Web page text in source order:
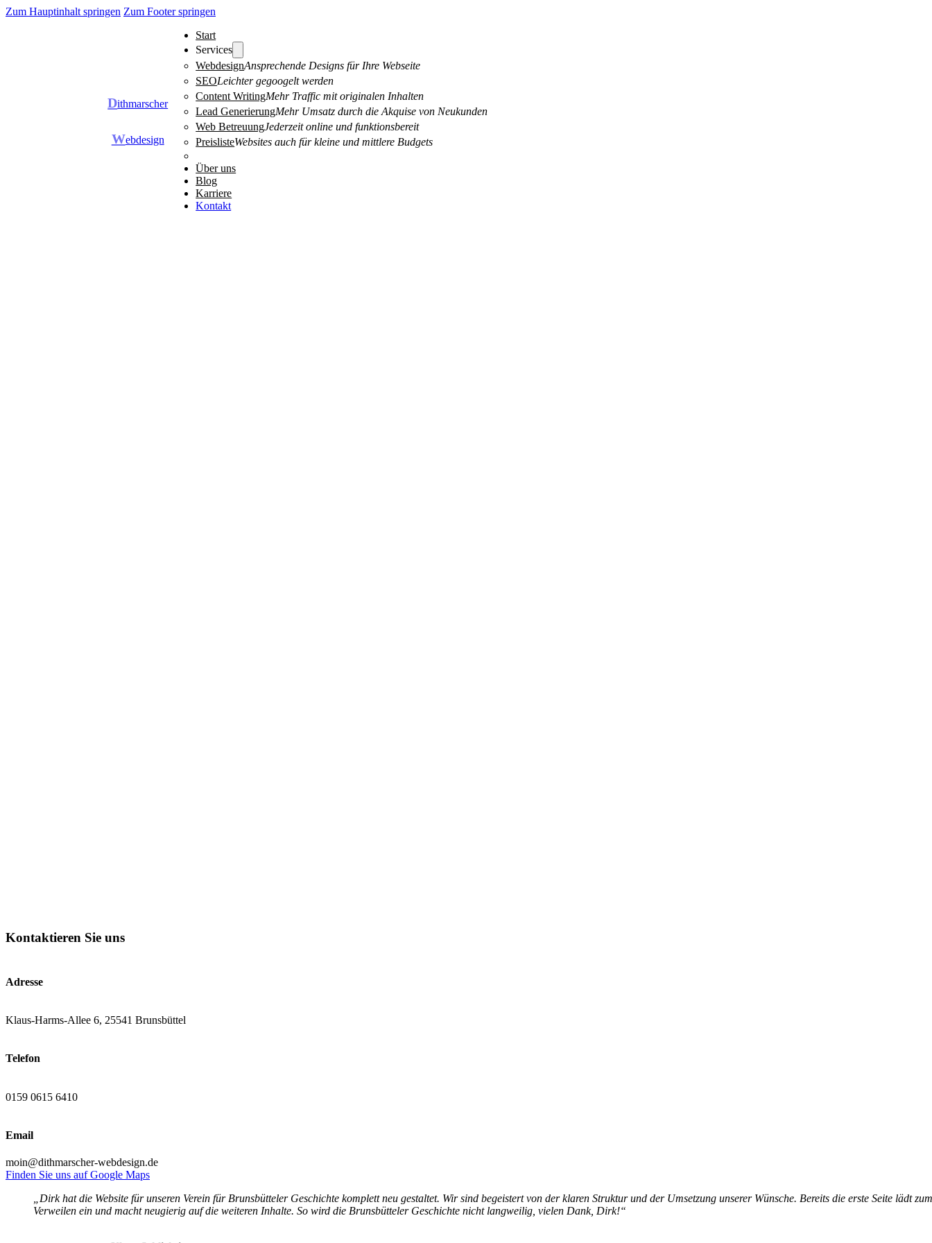
Zum Hauptinhalt springen Zum Footer springen
Dithmarscher
Webdesign
Start
Services
WebdesignAnsprechende Designs für Ihre Webseite
SEOLeichter gegoogelt werden
Content WritingMehr Traffic mit originalen Inhalten
Lead GenerierungMehr Umsatz durch die Akquise von Neukunden
Web BetreuungJederzeit online und funktionsbereit
PreislisteWebsites auch für kleine und mittlere Budgets
Über uns
Blog
Karriere
Kontakt
Kontaktieren Sie uns
Adresse
Klaus-Harms-Allee 6, 25541 Brunsbüttel
Telefon
0159 0615 6410
Email
moin@dithmarscher-webdesign.de
Finden Sie uns auf Google Maps
„Dirk hat die Website für unseren Verein für Brunsbütteler Geschichte komplett neu gestaltet. Wir sind begeistert von der klaren Struktur und der Umsetzung unserer Wünsche. Bereits die erste Seite lädt zum
Verweilen ein und macht neugierig auf die weiteren Inhalte. So wird die Brunsbütteler Geschichte nicht langweilig, vielen Dank, Dirk!“